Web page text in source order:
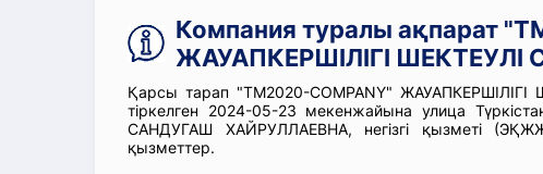
Компания туралы ақпарат
ЖАУАПКЕРШІЛІГІ ШЕКТЕУЛІ
Қарсы тарап "TM2020-COMPANY"
тіркелген 2024-05-23 мекенжайына улица
САНДУГАШ ХАЙРУЛЛАЕВНА, негізгі қызметі
қызметтер.